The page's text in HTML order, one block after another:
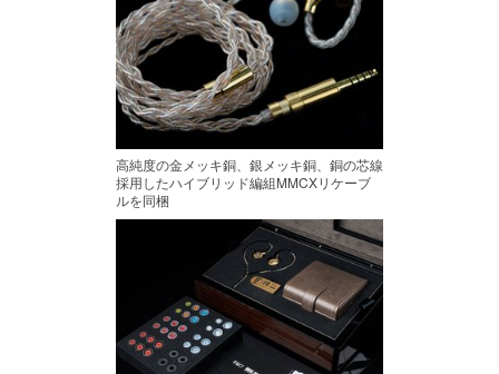
高純度の金メッキ銅、銀メッキ銅、銅の芯線
採用したハイブリッド編組MMCXリケーブ
ルを同梱